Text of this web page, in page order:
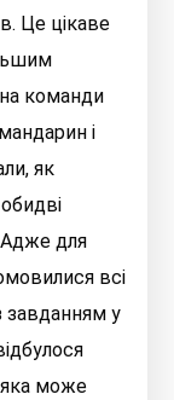
Це цікаве
команди
і
як
Адже для
всі
завданням у
яка може